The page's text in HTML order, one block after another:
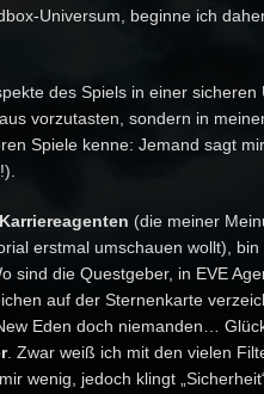
Universum, beginne ich
des Spiels in einer sicheren
vorzutasten, sondern in
Spiele kenne: Jemand sagt
Karriereagenten (die meiner
erstmal umschauen wollt), bin
sind die Questgeber, in EVE
auf der Sternenkarte
Eden doch niemanden…
. Zwar weiß ich mit den vielen
wenig, jedoch klingt